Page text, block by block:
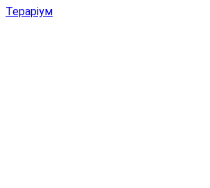
Тераріум